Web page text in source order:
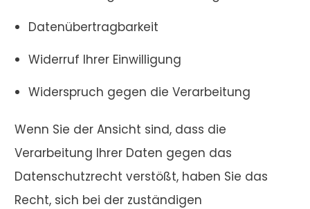
Datenübertragbarkeit
Widerruf Ihrer Einwilligung
Widerspruch gegen die Verarbeitung
Wenn Sie der Ansicht sind, dass die
Verarbeitung Ihrer Daten gegen das
Datenschutzrecht verstößt, haben Sie das
Recht, sich bei der zuständigen